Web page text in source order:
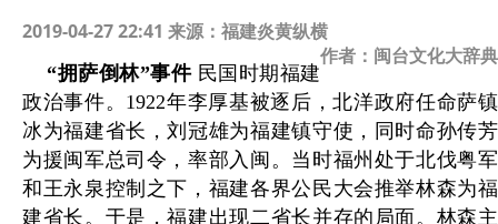
2019-04-27 22:41 来源：福建炎黄纵横
作者：闽台文化大辞典
“拥萨倒林”事件 民国时期福建
政治事件。 1922年李厚基被逐后，北洋政府任命萨镇
冰为福建省长，刘冠雄为福建镇守使，同时命孙传芳
为援闽军总司令，率部入闽。当时福州处于北伐粤军
和王永泉控制之下，福建各界公民大会推举林森为福
建省长。于是，福建出现二省长并存的局面。林森主